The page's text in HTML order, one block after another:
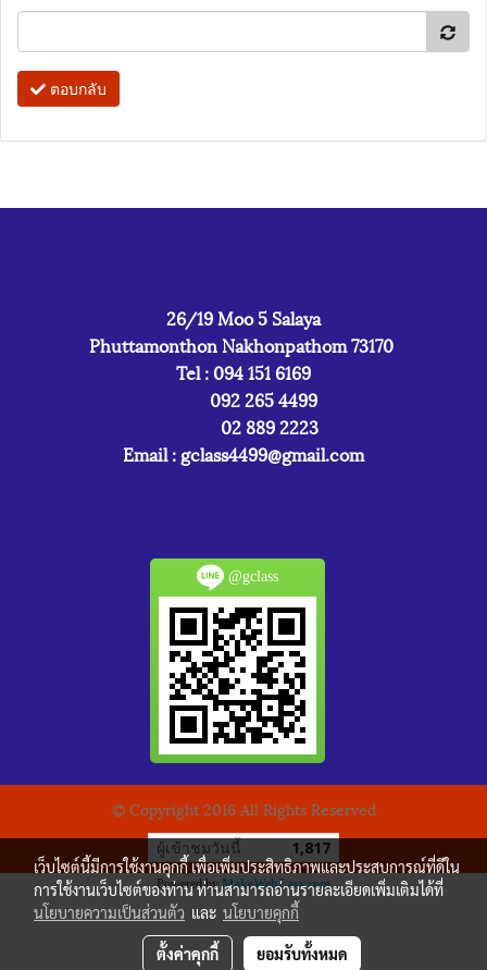
ตอบกลับ
26/19 Moo 5 Salaya
Phuttamonthon Nakhonpathom 73170
Tel : 094 151 6169
092 265 4499
02 889 2223
Email : gclass4499@gmail.com
@gclass
© Copyright 2016 All Rights Reserved
ผู้เข้าชมวันนี้ 1,817
Powered byMakeWebEasy.com
เว็บไซต์นี้มีการใช้งานคุกกี้ เพื่อเพิ่มประสิทธิภาพและประสบการณ์ที่ดีใน
การใช้งานเว็บไซต์ของท่าน ท่านสามารถอ่านรายละเอียดเพิ่มเติมได้ที่
นโยบายความเป็นส่วนตัว และ นโยบายคุกกี้
ตั้งค่าคุกกี้ ยอมรับทั้งหมด